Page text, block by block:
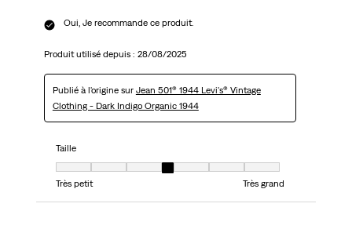
Oui, Je recommande ce produit.
Produit utilisé depuis : 28/08/2025
Publié à l'origine sur Jean 501® 1944 Levi's® Vintage
Clothing - Dark Indigo Organic 1944
Taille
Taille, 4 sur 7, où 1 est égal à Très petit et 7 est égal à Très grand
Très petit
Très grand